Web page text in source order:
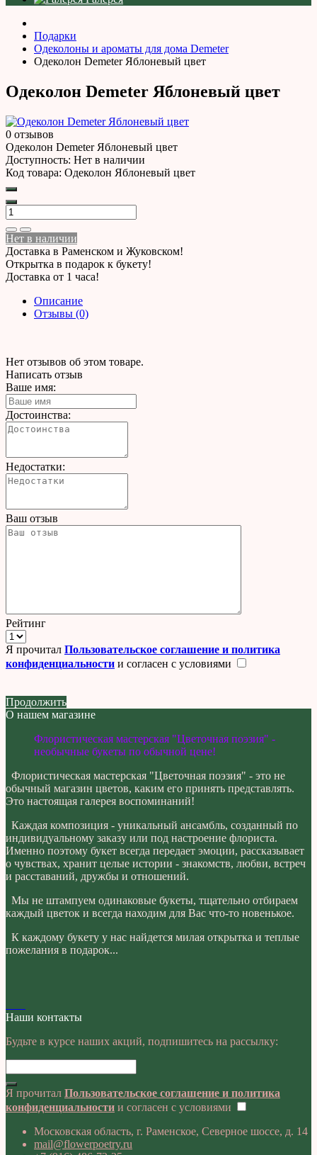
Подарки
Одеколоны и ароматы для дома Demeter
Одеколон Demeter Яблоневый цвет
Одеколон Demeter Яблоневый цвет
0 отзывов
Одеколон Demeter Яблоневый цвет
Доступность: Нет в наличии
Код товара: Одеколон Яблоневый цвет
Нет в наличии
Доставка в Раменском и Жуковском!
Открытка в подарок к букету!
Доставка от 1 часа!
Описание
Отзывы (0)
Нет отзывов об этом товаре.
Написать отзыв
Ваше имя:
Достоинства:
Недостатки:
Ваш отзыв
Рейтинг
Я прочитал Пользовательское соглашение и политика
конфиденциальности и согласен с условиями
Продолжить
О нашем магазине
Флористическая мастерская "Цветочная поэзия" -
необычные букеты по обычной цене!
Флористическая мастерская "Цветочная поэзия" - это не
обычный магазин цветов, каким его принять представлять.
Это настоящая галерея воспоминаний!
Каждая композиция - уникальный ансамбль, созданный по
индивидуальному заказу или под настроение флориста.
Именно поэтому букет всегда передает эмоции, рассказывает
о чувствах, хранит целые истории - знакомств, любви, встреч
и расставаний, дружбы и отношений.
Мы не штампуем одинаковые букеты, тщательно отбираем
каждый цветок и всегда находим для Вас что-то новенькое.
К каждому букету у нас найдется милая открытка и теплые
пожелания в подарок...
Наши контакты
Будьте в курсе наших акций, подпишитесь на рассылку:
Я прочитал Пользовательское соглашение и политика
конфиденциальности и согласен с условиями
Московская область, г. Раменское, Северное шоссе, д. 14
mail@flowerpoetry.ru